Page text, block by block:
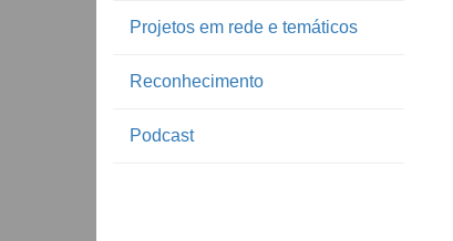
Projetos em rede e temáticos
Reconhecimento
Podcast